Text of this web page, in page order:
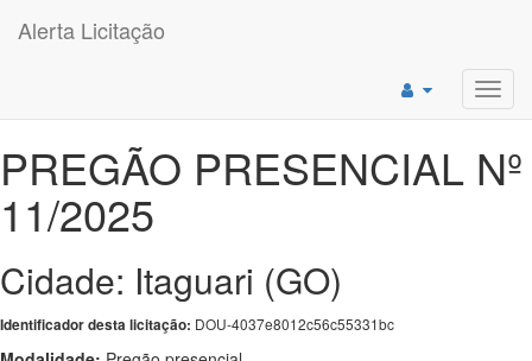
Alerta Licitação
PREGÃO PRESENCIAL Nº
11/2025
Cidade: Itaguari (GO)
Identificador desta licitação: DOU-4037e8012c56c55331bc